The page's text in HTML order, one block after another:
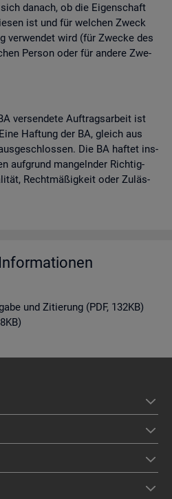
da­nach, ob die Ei­gen­schaft
ist und für wel­chen Zweck
ver­wen­det wird (für Zwe­cke des
Per­son oder für an­de­re Zwe­
ver­sen­de­te Auf­trags­ar­beit ist
Haf­tung der BA, gleich aus
Die BA haf­tet ins­
auf­grund man­geln­der Rich­tig­
Recht­mä­ßig­keit oder Zu­läs­
und Zitierung (PDF, 132KB)